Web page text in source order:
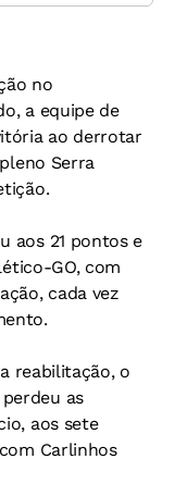
no
a equipe de
ao derrotar
Serra
aos 21 pontos e
GO, com
cada vez
reabilitação, o
as
aos sete
Carlinhos